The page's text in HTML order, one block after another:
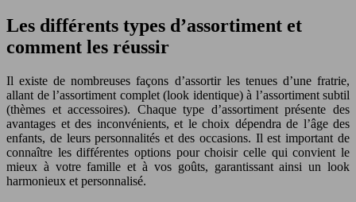
Les différents types d’assortiment et
comment les réussir
Il existe de nombreuses façons d’assortir les tenues d’une fratrie,
allant de l’assortiment complet (look identique) à l’assortiment subtil
(thèmes et accessoires). Chaque type d’assortiment présente des
avantages et des inconvénients, et le choix dépendra de l’âge des
enfants, de leurs personnalités et des occasions. Il est important de
connaître les différentes options pour choisir celle qui convient le
mieux à votre famille et à vos goûts, garantissant ainsi un look
harmonieux et personnalisé.